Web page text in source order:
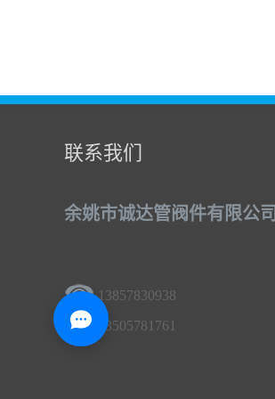
联系我们
余姚市诚达管阀件有限公司
13857830938
13505781761